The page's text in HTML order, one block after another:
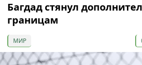
Багдад стянул
границам
МИР